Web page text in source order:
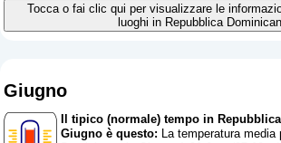
Tocca o fai clic qui per visualizzare le
luoghi in Repubblica
Giugno
Il tipico (normale) tempo in
Giugno è questo: La temperatura